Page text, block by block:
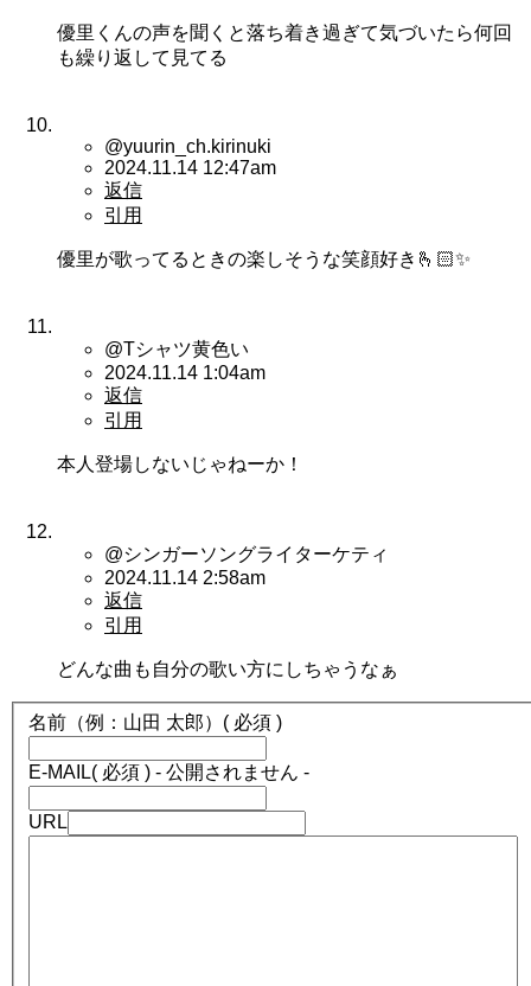
優里くんの声を聞くと落ち着き過ぎて気づいたら何回
も繰り返して見てる
@yuurin_ch.kirinuki
2024.11.14 12:47am
返信
引用
優里が歌ってるときの楽しそうな笑顔好き🫰🏻‪✨
@Tシャツ黄色い
2024.11.14 1:04am
返信
引用
本人登場しないじゃねーか！
@シンガーソングライターケティ
2024.11.14 2:58am
返信
引用
どんな曲も自分の歌い方にしちゃうなぁ
名前（例：山田 太郎） ( 必須 )
E-MAIL( 必須 ) - 公開されません -
URL